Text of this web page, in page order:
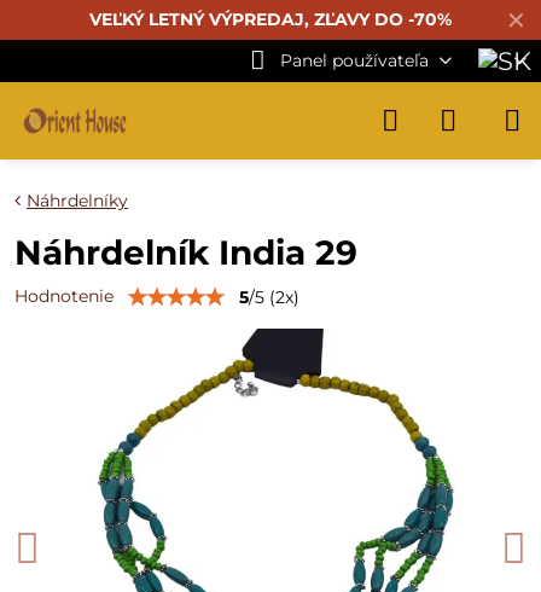
✕
VEĽKÝ LETNÝ VÝPREDAJ, ZĽAVY DO -70%
Panel používateľa
Náhrdelníky
Náhrdelník India 29
Hodnotenie 5/5 (2x)